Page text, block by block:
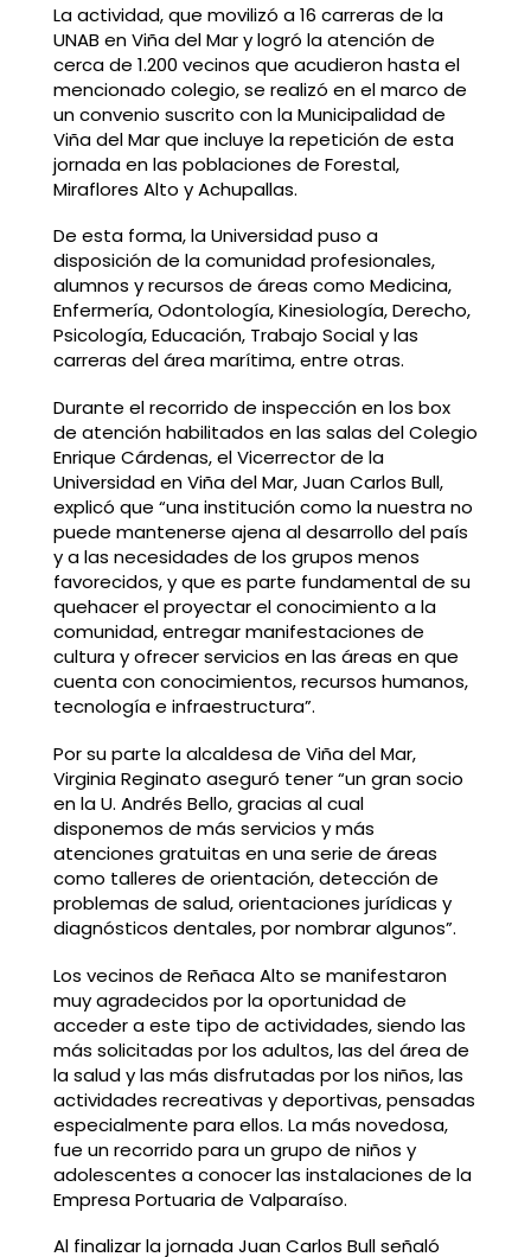
La actividad, que movilizó a 16 carreras de la
UNAB en Viña del Mar y logró la atención de
cerca de 1.200 vecinos que acudieron hasta el
mencionado colegio, se realizó en el marco de
un convenio suscrito con la Municipalidad de
Viña del Mar que incluye la repetición de esta
jornada en las poblaciones de Forestal,
Miraflores Alto y Achupallas.
De esta forma, la Universidad puso a
disposición de la comunidad profesionales,
alumnos y recursos de áreas como Medicina,
Enfermería, Odontología, Kinesiología, Derecho,
Psicología, Educación, Trabajo Social y las
carreras del área marítima, entre otras.
Durante el recorrido de inspección en los box
de atención habilitados en las salas del Colegio
Enrique Cárdenas, el Vicerrector de la
Universidad en Viña del Mar, Juan Carlos Bull,
explicó que “una institución como la nuestra no
puede mantenerse ajena al desarrollo del país
y a las necesidades de los grupos menos
favorecidos, y que es parte fundamental de su
quehacer el proyectar el conocimiento a la
comunidad, entregar manifestaciones de
cultura y ofrecer servicios en las áreas en que
cuenta con conocimientos, recursos humanos,
tecnología e infraestructura”.
Por su parte la alcaldesa de Viña del Mar,
Virginia Reginato aseguró tener “un gran socio
en la U. Andrés Bello, gracias al cual
disponemos de más servicios y más
atenciones gratuitas en una serie de áreas
como talleres de orientación, detección de
problemas de salud, orientaciones jurídicas y
diagnósticos dentales, por nombrar algunos”.
Los vecinos de Reñaca Alto se manifestaron
muy agradecidos por la oportunidad de
acceder a este tipo de actividades, siendo las
más solicitadas por los adultos, las del área de
la salud y las más disfrutadas por los niños, las
actividades recreativas y deportivas, pensadas
especialmente para ellos. La más novedosa,
fue un recorrido para un grupo de niños y
adolescentes a conocer las instalaciones de la
Empresa Portuaria de Valparaíso.
Al finalizar la jornada Juan Carlos Bull señaló